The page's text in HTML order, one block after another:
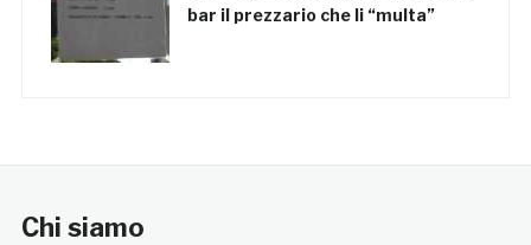
bar il prezzario che li “multa”
Chi siamo